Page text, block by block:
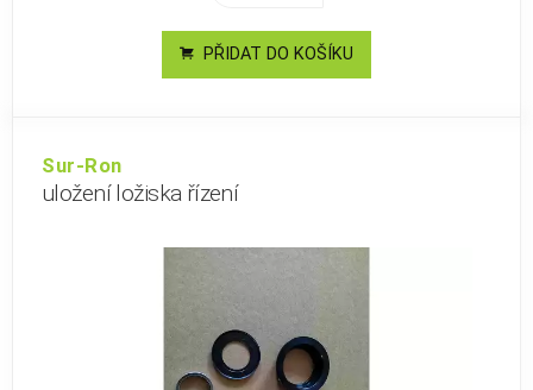
PŘIDAT DO KOŠÍKU
Sur-Ron
uložení ložiska řízení